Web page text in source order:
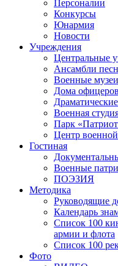
Персоналии
Конкурсы
Юнармия
Новости
Учреждения
Центральные
Ансамбли
Военные музеи
Дома офицеров
Военная
Парк
Центр
Гостиная
Военные
ПОЭЗИЯ
Методика
Руководящие
Календарь
Список 100
армии и флота
Список 100
Фото